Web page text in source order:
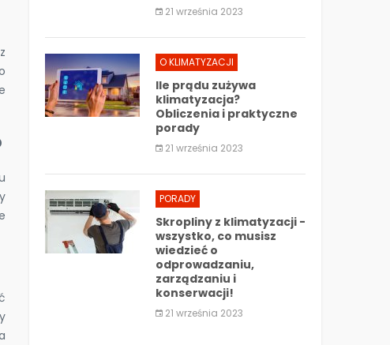
21 września 2023
O KLIMATYZACJI
Ile prądu zużywa
klimatyzacja?
Obliczenia i praktyczne
porady
21 września 2023
PORADY
Skropliny z klimatyzacji -
wszystko, co musisz
wiedzieć o
odprowadzaniu,
zarządzaniu i
konserwacji!
21 września 2023